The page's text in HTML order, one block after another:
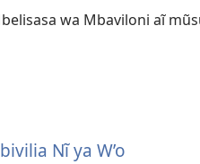
wa Mbaviloni aĩ
Nĩ ya W’o